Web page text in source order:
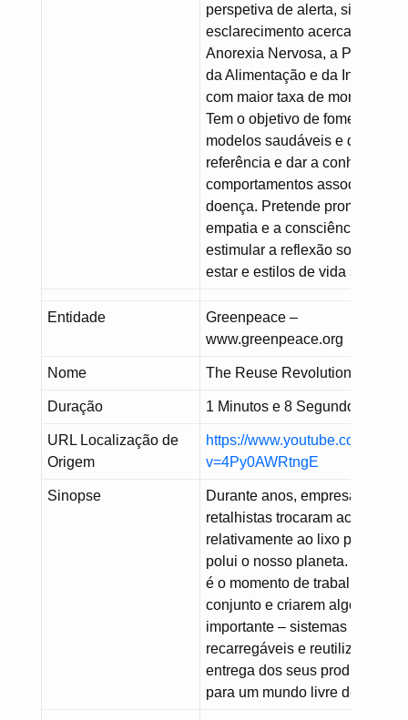
perspetiva de alerta,
esclarecimento acerca da
Anorexia Nervosa, a
da Alimentação e da Ingestão
com maior taxa de mortalidade.
Tem o objetivo de fomentar
modelos saudáveis e de
referência e dar a conhecer os
comportamentos associados à
doença. Pretende promover a
empatia e a consciência social
estimular a reflexão sobre
estar e estilos de vida
Entidade
Greenpeace –
www.greenpeace.org
Nome The Reuse Revolution is here
Duração 1 Minutos e 8 Segundos
URL Localização de
Origem
https://www.youtube.com/
v=4Py0AWRtngE
Sinopse
Durante anos, empresas e
retalhistas trocaram acusações
relativamente ao lixo plástico
polui o nosso planeta. Mas
é o momento de trabalharem
conjunto e criarem algo muito
importante – sistemas
recarregáveis e reutilizáveis de
entrega dos seus produtos.
para um mundo livre de